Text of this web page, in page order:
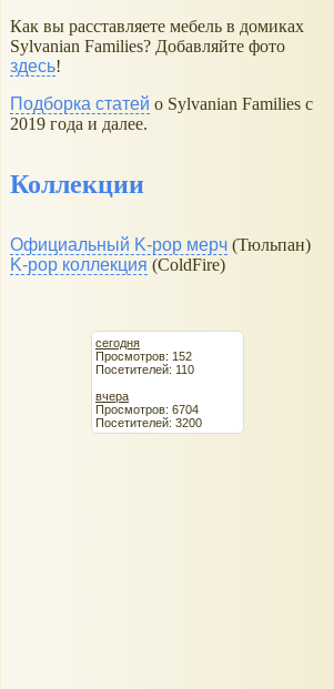
младшие
и братья
High
Как вы расставляете мебель в домиках
Sylvanian Families? Добавляйте фото
здесь!
Подборка статей о Sylvanian Families с
2019 года и далее.
Коллекции
Официальный K-pop мерч (Тюльпан)
K-pop коллекция (ColdFire)
сегодня
Просмотров: 152
Посетителей: 110
вчера
Просмотров: 6704
Посетителей: 3200